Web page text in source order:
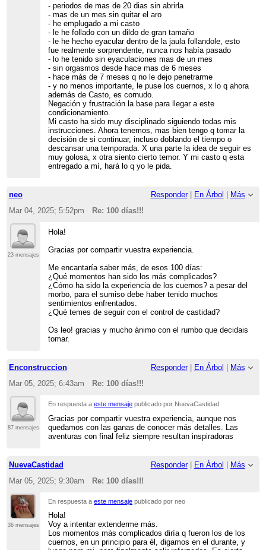
- periodos de mas de 20 dias sin abrirla
- mas de un mes sin quitar el aro
- he emplugado a mi casto
- le he follado con un dildo de gran tamaño
- le he hecho eyacular dentro de la jaula follandole, esto
fue realmente sorprendente, nunca nos había pasado
- lo he tenido sin eyaculaciones mas de un mes
- sin orgasmos desde hace mas de 6 meses
- hace más de 7 meses q no le dejo penetrarme
- y no menos importante, le puse los cuernos, x lo q ahora
además de Casto, es cornudo.
Negación y frustración la base para llegar a este
condicionamiento.
Mi casto ha sido muy disciplinado siguiendo todas mis
instrucciones. Ahora tenemos, mas bien tengo q tomar la
decisión de si continuar, incluso doblando el tiempo o
descansar una temporada. X una parte la idea de seguir es
muy golosa, x otra siento cierto temor. Y mi casto q esta
entregado a mí, hará lo q yo le pida.
neo Responder| En Árbol
Más
Mar 04, 2025; 5:52pm
Re: 100 días!!!
23 mensajes
Hola!
Gracias por compartir vuestra experiencia.
Me encantaría saber más, de esos 100 días:
¿Qué momentos han sido los más complicados?
¿Cómo ha sido la experiencia de los cuernos? a pesar del
morbo, para el sumiso debe haber tenido muchos
sentimientos enfrentados.
¿Qué temes de seguir con el control de castidad?
Os leo! gracias y mucho ánimo con el rumbo que decidais
tomar.
Enconstruccion Responder| En Árbol
Más
Mar 05, 2025; 6:43am
Re: 100 días!!!
87 mensajes
En respuesta aeste mensaje publicado por NuevaCastidad
Gracias por compartir vuestra experiencia, aunque nos
quedamos con las ganas de conocer más detalles. Las
aventuras con final feliz siempre resultan inspiradoras
NuevaCastidad Responder| En Árbol
Más
Mar 05, 2025; 9:30am
Re: 100 días!!!
36 mensajes
En respuesta aeste mensaje publicado por neo
Hola!
Voy a intentar extenderme más.
Los momentos más complicados diría q fueron los de los
cuernos, en un principio para él, digamos en el durante, y